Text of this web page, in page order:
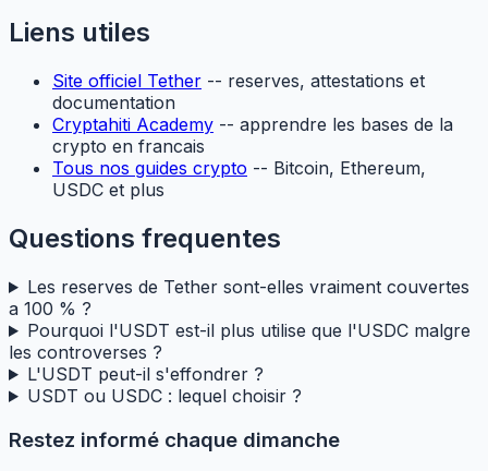
Liens utiles
Site officiel Tether -- reserves, attestations et
documentation
Cryptahiti Academy -- apprendre les bases de la
crypto en francais
Tous nos guides crypto -- Bitcoin, Ethereum,
USDC et plus
Questions frequentes
Les reserves de Tether sont-elles vraiment couvertes
a 100 % ?
Pourquoi l'USDT est-il plus utilise que l'USDC malgre
les controverses ?
L'USDT peut-il s'effondrer ?
USDT ou USDC : lequel choisir ?
Restez informé chaque dimanche